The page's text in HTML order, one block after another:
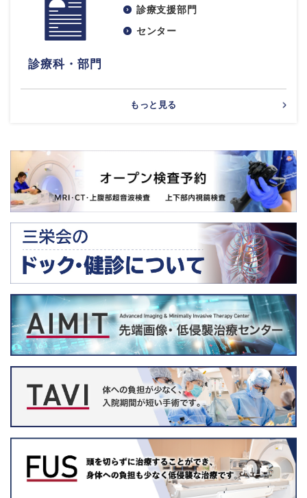
診療科・部門
診療支援部門
センター
もっと見る